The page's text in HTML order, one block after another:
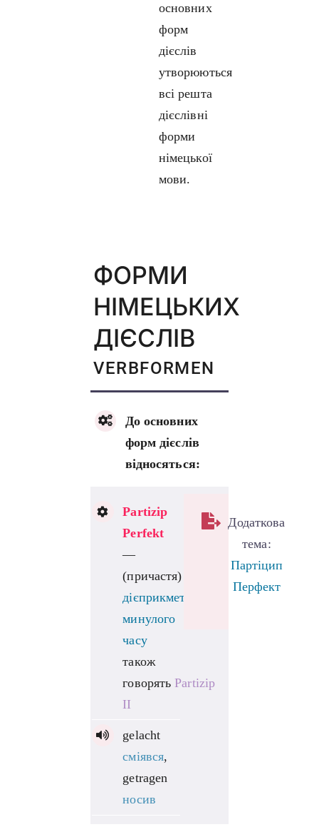
основних
форм
дієслів
утворюються
всі решта
дієслівні
форми
німецької
мови.
ФОРМИ
НІМЕЦЬКИХ
ДІЄСЛІВ
VERBFORMEN
До основних
форм дієслів
відносяться:
Partizip
Perfekt
—
(причастя)
дієприкметник
минулого
часу
також
говорятьPartizip
II
gelacht
сміявся,
getragen
носив
Додаткова
тема:
Партіцип
Перфект